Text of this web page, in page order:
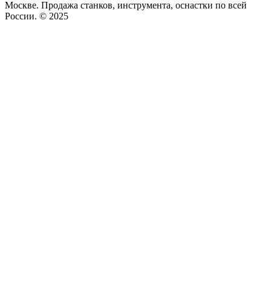
Москве. Продажа станков, инструмента, оснастки по всей
России. © 2025